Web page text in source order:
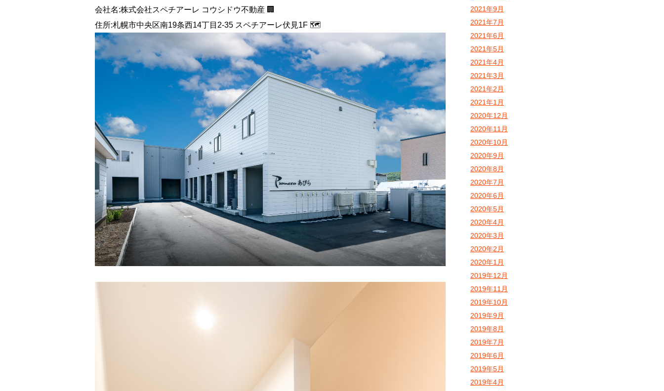
会社名:株式会社スペチアーレ コウシドウ不動産 🏢
住所:札幌市中央区南19条西14丁目2-35 スペチアーレ伏見1F 🗺️
2021年9月
2021年7月
2021年6月
2021年5月
2021年4月
2021年3月
2021年2月
2021年1月
2020年12月
2020年11月
2020年10月
2020年9月
2020年8月
2020年7月
2020年6月
2020年5月
2020年4月
2020年3月
2020年2月
2020年1月
2019年12月
2019年11月
2019年10月
2019年9月
2019年8月
2019年7月
2019年6月
2019年5月
2019年4月